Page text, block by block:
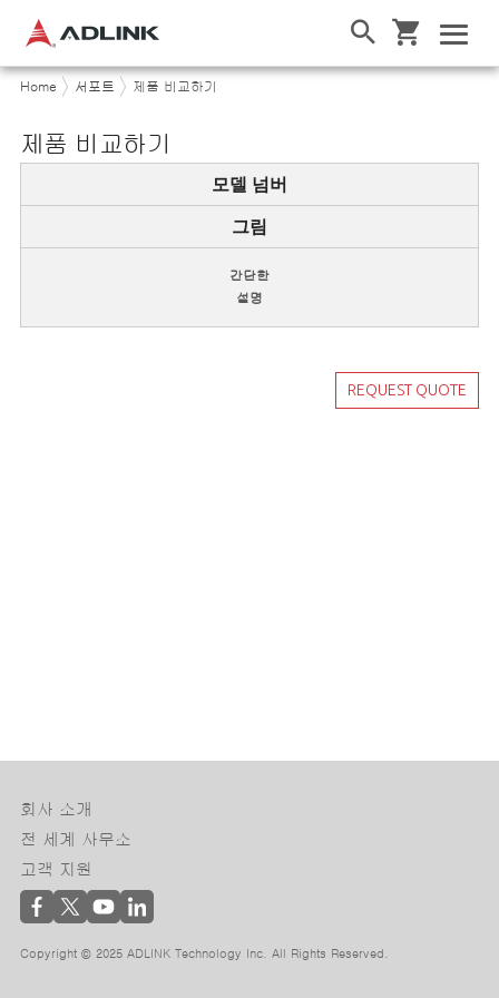
Home 서포트 제품 비교하기
제품 비교하기
모델 넘버
그림
간단한
설명
REQUEST QUOTE
회사 소개
전 세계 사무소
고객 지원
Copyright © 2025 ADLINK Technology Inc. All Rights Reserved.